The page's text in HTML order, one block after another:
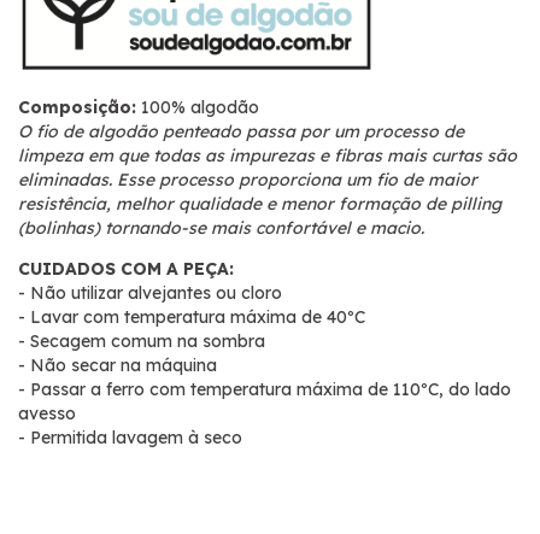
Composição: 100% algodão
O fio de algodão penteado passa por um processo de
limpeza em que todas as impurezas e fibras mais curtas são
eliminadas. Esse processo proporciona um fio de maior
resistência, melhor qualidade e menor formação de pilling
(bolinhas) tornando-se mais confortável e macio.
CUIDADOS COM A PEÇA:
- Não utilizar alvejantes ou cloro
- Lavar com temperatura máxima de 40ºC
- Secagem comum na sombra
- Não secar na máquina
- Passar a ferro com temperatura máxima de 110ºC, do lado
avesso
- Permitida lavagem à seco